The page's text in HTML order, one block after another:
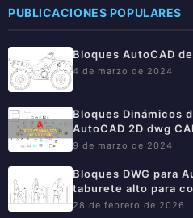
PUBLICACIONES POPULARES
Bloques AutoCAD
4 de marzo de 2024
Bloques Dinámicos
AutoCAD 2D dwg
9 de marzo de 2024
Bloques DWG para
taburete alto para
28 de febrero de 2026